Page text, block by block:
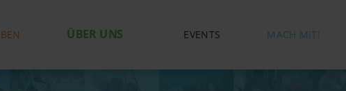
ÜBER UNS EVENTS MACH MIT!